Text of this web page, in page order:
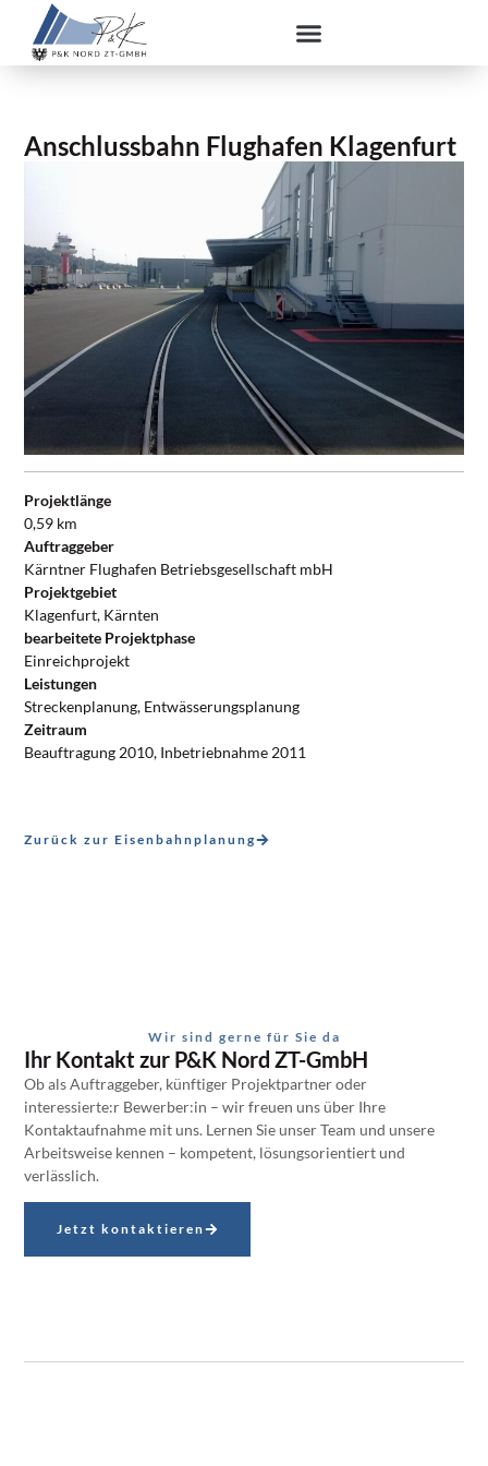
Anschlussbahn Flughafen Klagenfurt
Projektlänge
0,59 km
Auftraggeber
Kärntner Flughafen Betriebsgesellschaft mbH
Projektgebiet
Klagenfurt, Kärnten
bearbeitete Projektphase
Einreichprojekt
Leistungen
Streckenplanung, Entwässerungsplanung
Zeitraum
Beauftragung 2010, Inbetriebnahme 2011
Zurück zur Eisenbahnplanung
Wir sind gerne für Sie da
Ihr Kontakt zur P&K Nord ZT-GmbH
Ob als Auftraggeber, künftiger Projektpartner oder
interessierte:r Bewerber:in – wir freuen uns über Ihre
Kontaktaufnahme mit uns. Lernen Sie unser Team und unsere
Arbeitsweise kennen – kompetent, lösungsorientiert und
verlässlich.
Jetzt kontaktieren